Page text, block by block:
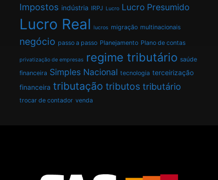
Impostos indústria IRPJ Lucro Lucro Presumido
Lucro Real lucros migração multinacionais
negócio passo a passo Planejamento Plano de contas
privatização de empresas regime tributário saúde
financeira Simples Nacional tecnologia terceirização
financeira tributação tributos tributário
trocar de contador venda